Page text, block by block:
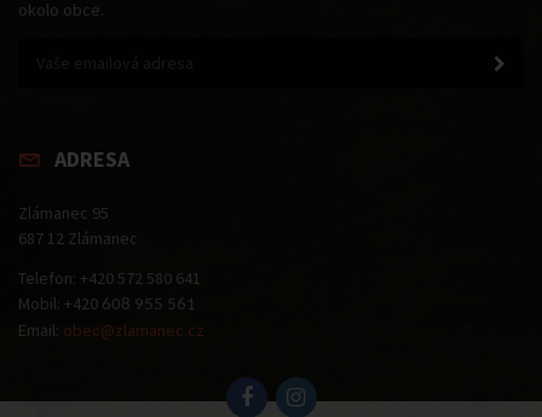
okolo obce.
ADRESA
Zlámanec 95
687 12 Zlámanec
Telefon: +420 572 580 641
Mobil: +420 608 955 561
Email: obec@zlamanec.cz